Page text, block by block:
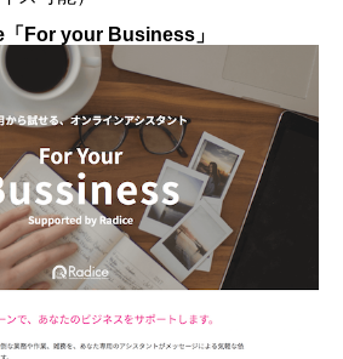
「For your Business」